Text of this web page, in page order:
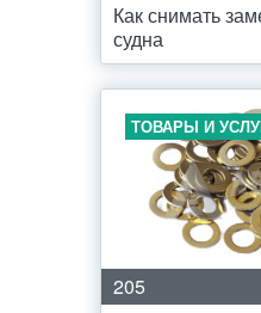
Как снимать
судна
ТОВАРЫ И
205